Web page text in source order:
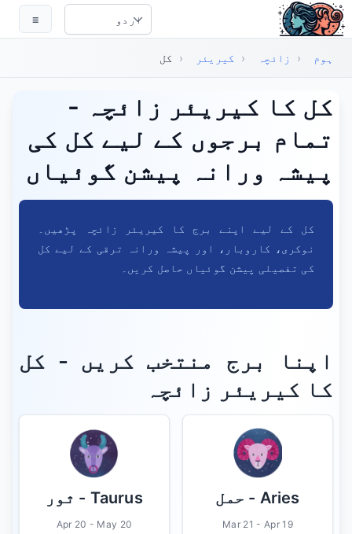
اہم مواد پر جائیں
Select Language
☰
ہوم ‹ زائچہ ‹ کیریئر ‹ کل
کل کا کیریئر زائچہ -
تمام برجوں کے لیے کل کی
پیشہ ورانہ پیشن گوئیاں
کل کے لیے اپنے برج کا کیریئر زائچہ پڑھیں۔
نوکری، کاروبار، اور پیشہ ورانہ ترقی کے لیے کل
کی تفصیلی پیشن گوئیاں حاصل کریں۔
اپنا برج منتخب کریں - کل
کا کیریئر زائچہ
Aries - حمل
Mar 21 - Apr 19
Taurus - ثور
Apr 20 - May 20